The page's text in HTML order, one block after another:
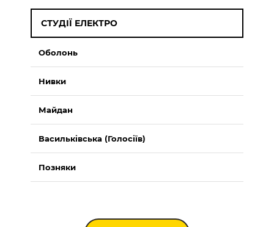
СТУДІЇ ЕЛЕКТРО
Оболонь
Нивки
Майдан
Васильківська (Голосіїв)
Позняки